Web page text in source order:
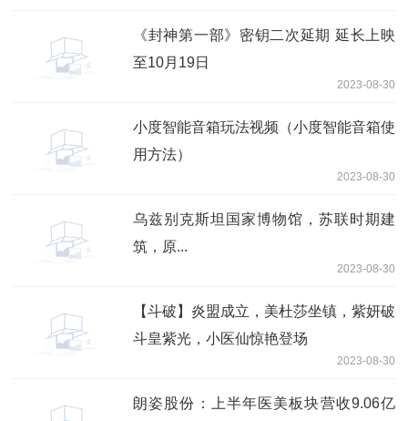
《封神第一部》密钥二次延期 延长上映
至10月19日
2023-08-30
小度智能音箱玩法视频（小度智能音箱使
用方法）
2023-08-30
乌兹别克斯坦国家博物馆，苏联时期建
筑，原...
2023-08-30
【斗破】炎盟成立，美杜莎坐镇，紫妍破
斗皇紫光，小医仙惊艳登场
2023-08-30
朗姿股份：上半年医美板块营收9.06亿